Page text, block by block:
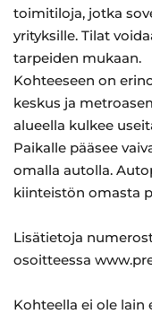
toimitiloja, jotka
yrityksille. Tilat
tarpeiden mukaan.
Kohteeseen on
keskus ja
alueella kulkee
Paikalle pääsee
omalla autolla.
kiinteistön omasta
Lisätietoja
osoitteessa
Kohteella ei ole